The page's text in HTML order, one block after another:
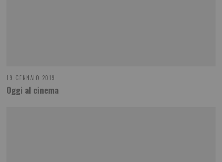
19 GENNAIO 2019
Oggi al cinema